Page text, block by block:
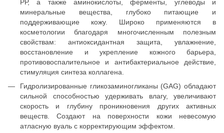
РР, а также аминокислоты, ферменты, углеводы и
минеральные вещества, глубоко питающие и
поддерживающие кожу. Широко применяются в
косметологии благодаря многочисленным полезным
свойствам: антиоксидантная защита, увлажнение,
восстановление и укрепление кожного барьера,
противовоспалительное и антибактериальное действие,
стимуляция синтеза коллагена.
Гидролизированные гликозаминогликаны (GAG) обладают
сильной способностью удерживать влагу, увеличивают
скорость и глубину проникновения других активных
веществ. Создают на поверхности кожи невесомую
атласную вуаль с корректирующим эффектом.